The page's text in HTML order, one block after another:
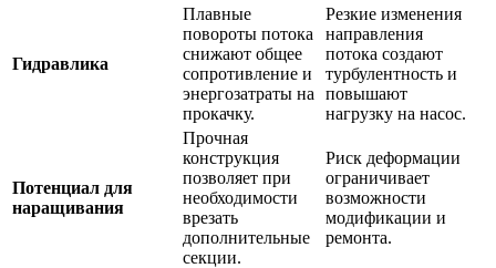
Гидравлика
Плавные
повороты потока
снижают общее
сопротивление и
энергозатраты на
прокачку.
Резкие изменения
направления
потока создают
турбулентность и
повышают
нагрузку на насос.
Потенциал для
наращивания
Прочная
конструкция
позволяет при
необходимости
врезать
дополнительные
секции.
Риск деформации
ограничивает
возможности
модификации и
ремонта.